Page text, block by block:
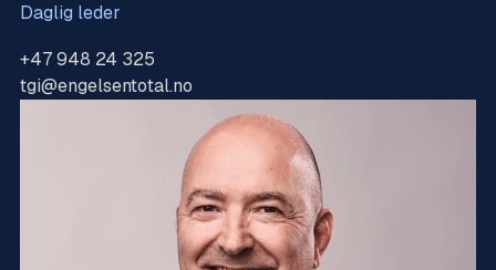
Daglig leder
+47 948 24 325
tgi@engelsentotal.no